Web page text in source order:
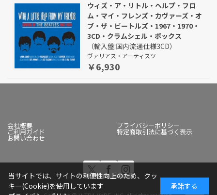
ウィズ・ア・リトル・ヘルプ・フロ
ム・マイ・フレンズ・カヴァーズ・オ
ブ・ザ・ビートルズ・1967・1970・
3CD・クラムシェル・ボックス
（輸入盤:国内流通仕様3CD）
ヴァリアス・アーティスツ
￥6,930
会社概要 プライバシーポリシー
ご利用ガイド 特定商取引法に基づく表示
お問い合わせ
当サイトでは、サイトの利便性向上のため、クッ
キー(Cookie)を使用しています
承諾する